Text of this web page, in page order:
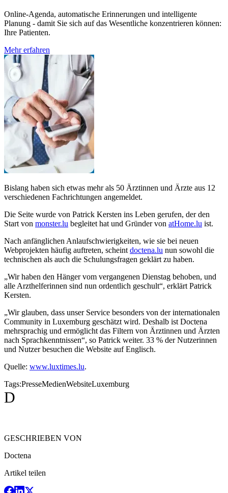
Online-Agenda, automatische Erinnerungen und intelligente
Planung - damit Sie sich auf das Wesentliche konzentrieren können:
Ihre Patienten.
Mehr erfahren
Bislang haben sich etwas mehr als 50 Ärztinnen und Ärzte aus 12
verschiedenen Fachrichtungen angemeldet.
Die Seite wurde von Patrick Kersten ins Leben gerufen, der den
Start von monster.lu begleitet hat und Gründer von atHome.lu ist.
Nach anfänglichen Anlaufschwierigkeiten, wie sie bei neuen
Webprojekten häufig auftreten, scheint doctena.lu nun sowohl die
technischen als auch die Schulungsfragen geklärt zu haben.
„Wir haben den Hänger vom vergangenen Dienstag behoben, und
alle Arzthelferinnen sind nun ordentlich geschult“, erklärt Patrick
Kersten.
„Wir glauben, dass unser Service besonders von der internationalen
Community in Luxemburg geschätzt wird. Deshalb ist Doctena
mehrsprachig und ermöglicht das Filtern von Ärztinnen und Ärzten
nach Sprachkenntnissen“, so Patrick weiter. 33 % der Nutzerinnen
und Nutzer besuchen die Website auf Englisch.
Quelle: www.luxtimes.lu.
Tags:PresseMedienWebsiteLuxemburg
D
GESCHRIEBEN VON
Doctena
Artikel teilen